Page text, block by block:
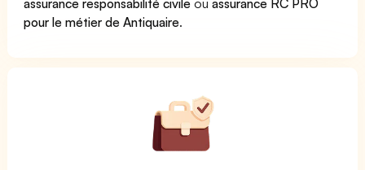
pour le métier de Antiquaire.